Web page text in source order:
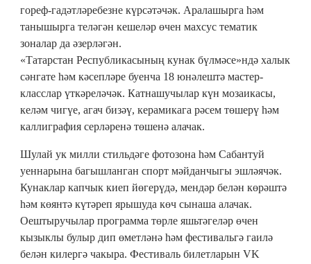
гореф-гадәтләребезне күрсәтәчәк. Аралашырга һәм
танышырга теләгән кешеләр өчен махсус тематик
зоналар да әзерләгән.
«Татарстан Республикасының кунак бүлмәсе»ндә халык
сәнгате һәм кәсепләре буенча 18 юнәлештә мастер-
класслар үткәреләчәк. Катнашучылар күн мозаикасы,
келәм чигүе, агач бизәү, керамикага рәсем төшерү һәм
каллиграфия серләренә төшенә алачак.
Шулай ук милли стильдәге фотозона һәм Сабантуй
уеннарына багышланган спорт мәйданчыгы эшләячәк.
Кунаклар капчык киеп йөгерүдә, мендәр белән көрәштә
һәм көянтә күтәреп ярышуда көч сынаша алачак.
Оештыручылар программа төрле яшьтәгеләр өчен
кызыклы булыр дип өметләнә һәм фестивальгә гаилә
белән килергә чакыра. Фестиваль билетларын VK